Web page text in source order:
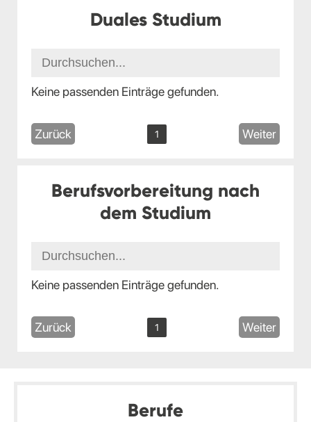
Duales Studium
Keine passenden Einträge gefunden.
Zurück 1 Weiter
Berufsvorbereitung nach
dem Studium
Keine passenden Einträge gefunden.
Zurück 1 Weiter
Berufe